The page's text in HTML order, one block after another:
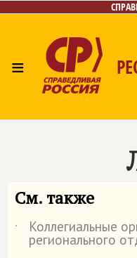
≡
См. также
˙ Коллегиальные
регионального